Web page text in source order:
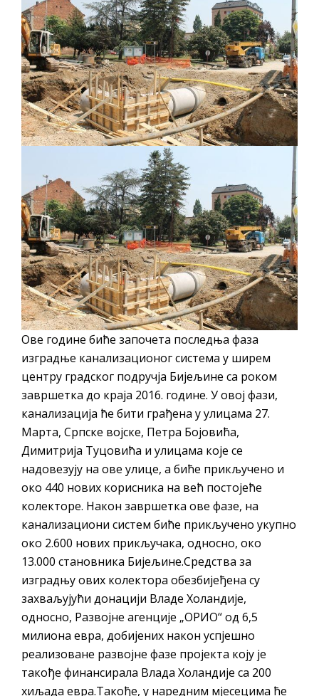
ПРЕЛИМИНАРНA РАНГ ЛИСТA
КАНДИДАТА КОЈИ СУ ОСТВАРИЛИ ПРАВО
НА ГРАДСКИ МЈЕСЕЧНИ БОРАЧКИ
ДОДАТАК ЗА ДЕМОБИЛИСАНЕ БОРЦЕ
ВОЈСКЕ РЕПУБЛИКЕ СРПСКЕ У СТАЊУ
СОЦИЈАЛНЕ ПОТРЕБЕ
Обрасци захтјева за регресирано
гориво доступни од 13. марта до 15.
новембра
Захтјев за издавање ПОНОСНЕ КАРТИЦЕ
Обавјештење о забрани саобраћаја 6. и
7. августа
Обавјештење за предузетника - Вера
Ујић
Ове године биће започета последња фаза
изградње канализационог система у ширем
центру градског подручја Бијељине са роком
завршетка до краја 2016. године. У овој фази,
канализација ће бити грађена у улицама 27.
Марта, Српске војске, Петра Бојовића,
Димитрија Туцовића и улицама које се
надовезују на ове улице, а биће прикључено и
око 440 нових корисника на већ постојеће
колекторе. Након завршетка ове фазе, на
канализациони систем биће прикључено укупно
око 2.600 нових прикључака, односно, око
13.000 становника Бијељине.Средства за
изградњу ових колектора обезбијеђена су
захваљујући донацији Владе Холандије,
односно, Развојне агенције „ОРИО“ од 6,5
милиона евра, добијених након успјешно
реализоване развојне фазе пројекта коју је
такође финансирала Влада Холандије са 200
хиљада евра.Такође, у наредним мјесецима ће